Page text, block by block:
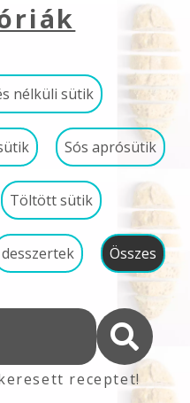
nélküli sütik
Sós aprósütik
Töltött sütik
desszertek Összes
receptet!